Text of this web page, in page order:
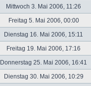
Mittwoch 3. Mai 2006, 11:26
Freitag 5. Mai 2006, 00:00
Dienstag 16. Mai 2006, 15:11
Freitag 19. Mai 2006, 17:16
Donnerstag 25. Mai 2006, 16:41
Dienstag 30. Mai 2006, 10:29